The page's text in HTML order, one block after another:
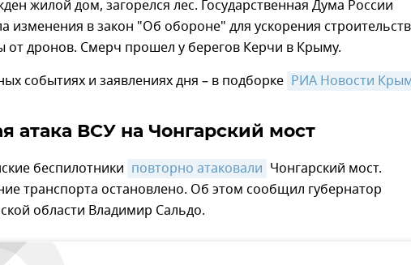
жилой дом, загорелся лес. Государственная Дума России
изменения в закон "Об обороне" для ускорения
от дронов. Смерч прошел у берегов Керчи в Крыму.
событиях и заявлениях дня – в подборке РИА Новости
атака ВСУ на Чонгарский мост
беспилотники повторно атаковали Чонгарский мост.
транспорта остановлено. Об этом сообщил губернатор
области Владимир Сальдо.